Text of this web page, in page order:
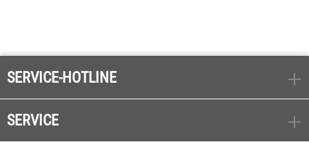
SERVICE-HOTLINE
SERVICE